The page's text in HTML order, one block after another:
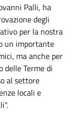
Palli, ha
degli
per la nostra
un importante
ma anche per
Terme di
al settore
locali e